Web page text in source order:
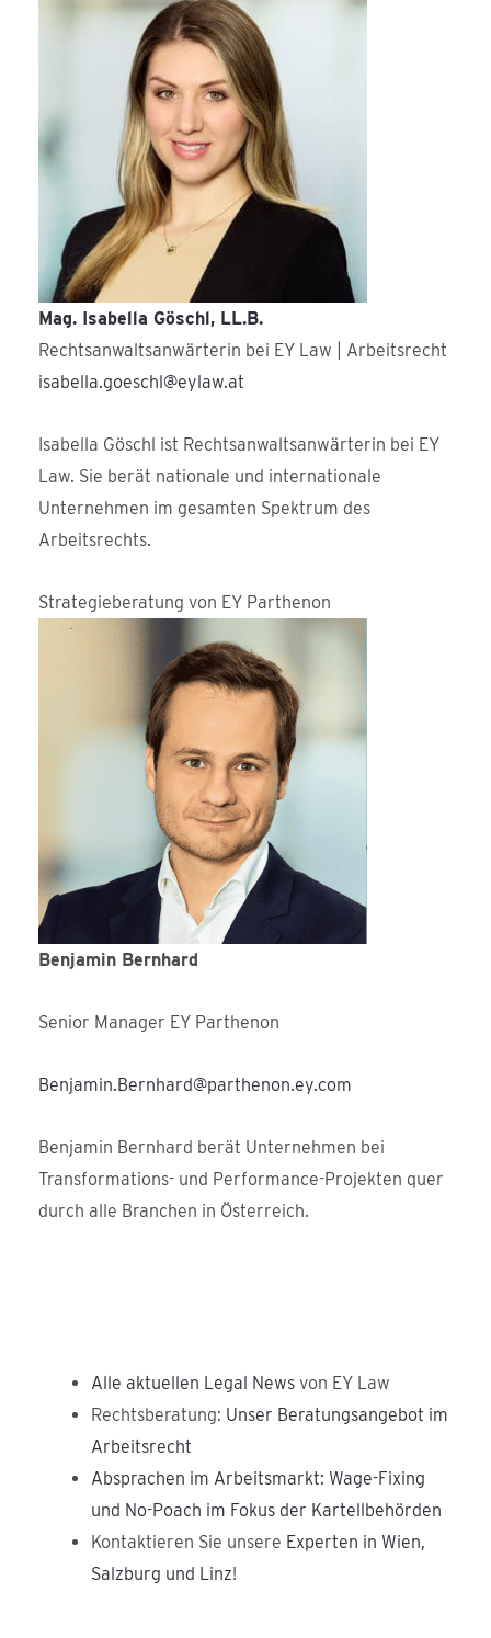
Mag. Isabella Göschl, LL.B.
Rechtsanwaltsanwärterin bei EY Law | Arbeitsrecht
isabella.goeschl@eylaw.at
Isabella Göschl ist Rechtsanwaltsanwärterin bei EY
Law. Sie berät nationale und internationale
Unternehmen im gesamten Spektrum des
Arbeitsrechts.
Strategieberatung von EY Parthenon
Benjamin Bernhard
Senior Manager EY Parthenon
Benjamin.Bernhard@parthenon.ey.com
Benjamin Bernhard berät Unternehmen bei
Transformations- und Performance-Projekten quer
durch alle Branchen in Österreich.
Alle aktuellen Legal News von EY Law
Rechtsberatung: Unser Beratungsangebot im
Arbeitsrecht
Absprachen im Arbeitsmarkt: Wage-Fixing
und No-Poach im Fokus der Kartellbehörden
Kontaktieren Sie unsere Experten in Wien,
Salzburg und Linz!